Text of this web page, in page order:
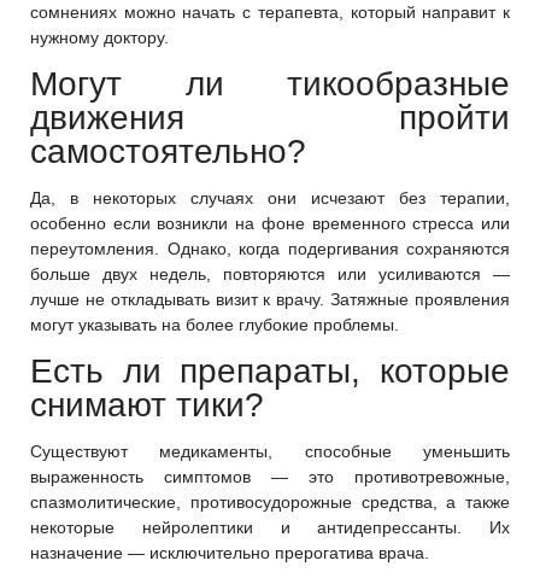
сомнениях можно начать с терапевта, который направит к
нужному доктору.
Могут ли тикообразные
движения пройти
самостоятельно?
Да, в некоторых случаях они исчезают без терапии,
особенно если возникли на фоне временного стресса или
переутомления. Однако, когда подергивания сохраняются
больше двух недель, повторяются или усиливаются —
лучше не откладывать визит к врачу. Затяжные проявления
могут указывать на более глубокие проблемы.
Есть ли препараты, которые
снимают тики?
Существуют медикаменты, способные уменьшить
выраженность симптомов — это противотревожные,
спазмолитические, противосудорожные средства, а также
некоторые нейролептики и антидепрессанты. Их
назначение — исключительно прерогатива врача.